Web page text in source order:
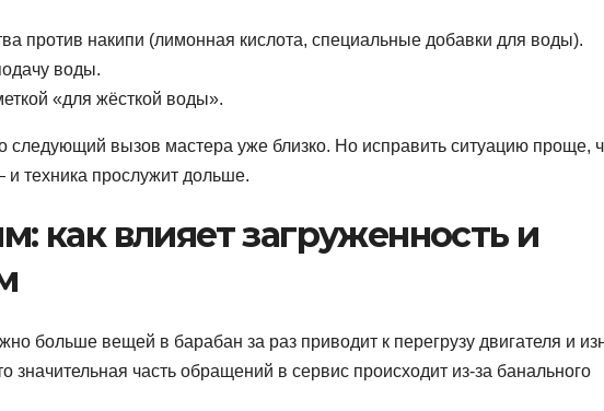
против накипи (лимонная кислота, специальные добавки для воды).
воды.
«для жёсткой воды».
следующий вызов мастера уже близко. Но исправить ситуацию проще,
техника прослужит дольше.
влияет загруженность и
больше вещей в барабан за раз приводит к перегрузу двигателя и
значительная часть обращений в сервис происходит из-за банального